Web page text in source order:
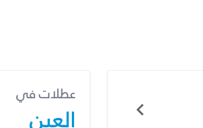
عطلات في
العين